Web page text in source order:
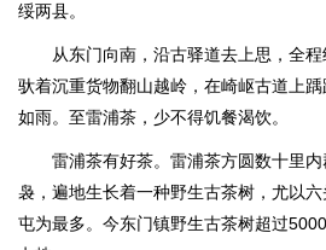
绥两县。
从东门向南，沿古驿道去上思，全
驮着沉重货物翻山越岭，在崎岖古道上
如雨。至雷浦茶，少不得饥餐渴饮。
雷浦茶有好茶。雷浦茶方圆数十里
袅，遍地生长着一种野生古茶树，尤以
屯为最多。今东门镇野生古茶树超过